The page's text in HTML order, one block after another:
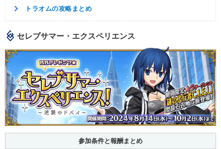
トラオムの攻略まとめ
セレブサマー・エクスペリエンス
参加条件と報酬まとめ